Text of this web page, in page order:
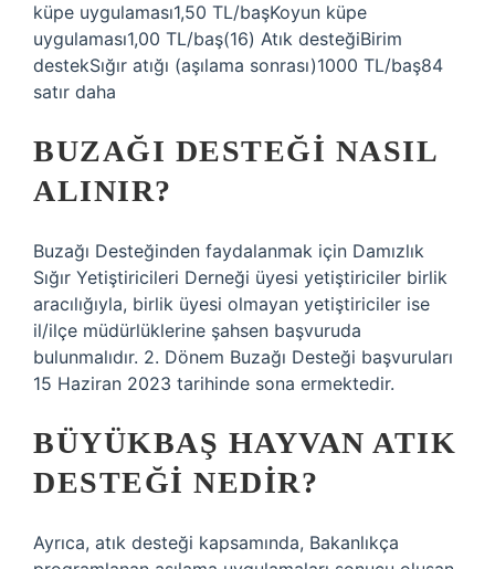
küpe uygulaması1,50 TL/başKoyun küpe
uygulaması1,00 TL/baş(16) ​Atık desteği​Birim
destek​Sığır atığı (aşılama sonrası)​1000 TL/baş84
satır daha
BUZAĞI DESTEĞI NASIL
ALINIR?
Buzağı Desteğinden faydalanmak için Damızlık
Sığır Yetiştiricileri Derneği üyesi yetiştiriciler birlik
aracılığıyla, birlik üyesi olmayan yetiştiriciler ise
il/ilçe müdürlüklerine şahsen başvuruda
bulunmalıdır. 2. Dönem Buzağı Desteği başvuruları
15 Haziran 2023 tarihinde sona ermektedir.
BÜYÜKBAŞ HAYVAN ATIK
DESTEĞI NEDIR?
Ayrıca, atık desteği kapsamında, Bakanlıkça